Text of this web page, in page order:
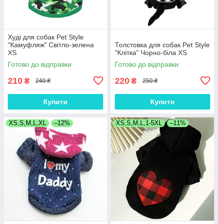
Худі для собак Pet Style
"Камуфляж" Світло-зелена
XS
Готово до відправки
210 ₴ 240 ₴
Купити
Толстовка для собак Pet Style
"Клітка" Чорно-біла XS
Готово до відправки
220 ₴ 250 ₴
Купити
XS,S,M,L,XL –12% XS,S,M,L,1-5XL –11%